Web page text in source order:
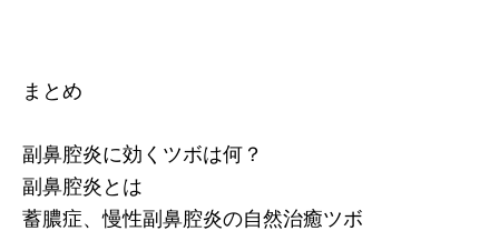
まとめ
副鼻腔炎に効くツボは何？
副鼻腔炎とは
蓄膿症、慢性副鼻腔炎の自然治癒ツボ